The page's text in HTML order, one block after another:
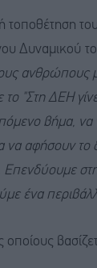
τοποθέτηση
Δυναμικού
ανθρώπους
το "Στη ΔΕΗ
βήμα, να
να αφήσουν
Επενδύουμε
ένα
οποίους